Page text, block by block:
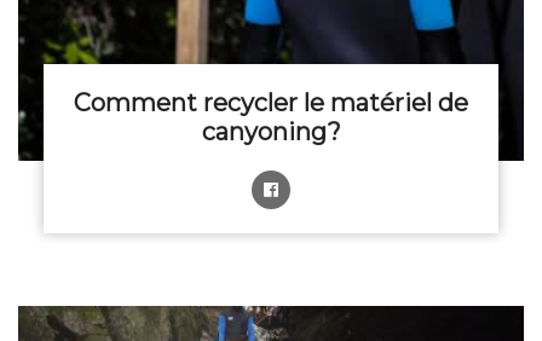
Comment recycler le matériel de
canyoning?